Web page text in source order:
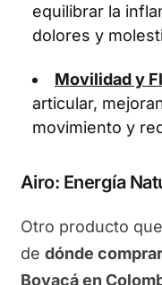
equilibrar la
dolores y
Movilidad y
articular,
movimiento y
Airo: Energía
Otro producto
de dónde
Boyacá en